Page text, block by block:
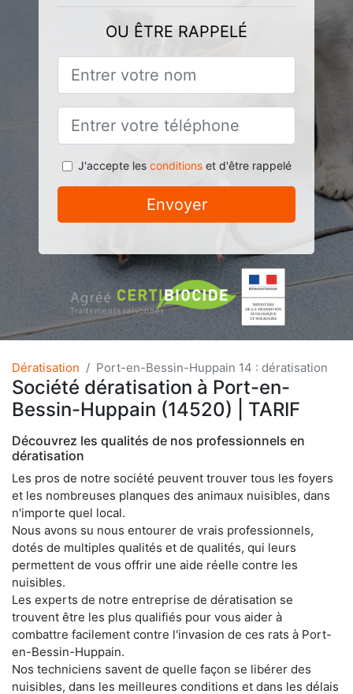
OU ÊTRE RAPPELÉ
J'accepte les conditionset d'être rappelé
Envoyer
Dératisation Port-en-Bessin-Huppain 14 : dératisation
Société dératisation à Port-en-
Bessin-Huppain (14520) | TARIF
Découvrez les qualités de nos professionnels en
dératisation
Les pros de notre société peuvent trouver tous les foyers
et les nombreuses planques des animaux nuisibles, dans
n'importe quel local.
Nous avons su nous entourer de vrais professionnels,
dotés de multiples qualités et de qualités, qui leurs
permettent de vous offrir une aide réelle contre les
nuisibles.
Les experts de notre entreprise de dératisation se
trouvent être les plus qualifiés pour vous aider à
combattre facilement contre l'invasion de ces rats à Port-
en-Bessin-Huppain.
Nos techniciens savent de quelle façon se libérer des
nuisibles, dans les meilleures conditions et dans les délais